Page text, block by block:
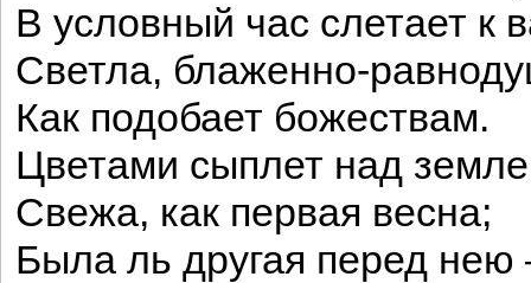
В условный час слетает к
Светла, блаженно-
Как подобает божествам.
Цветами сыплет над
Свежа, как первая весна;
Была ль другая перед